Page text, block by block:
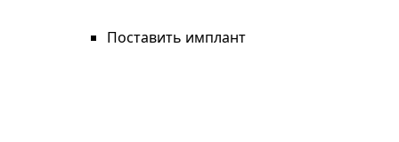
Поставить имплант